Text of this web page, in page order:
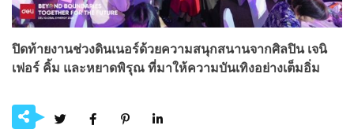
ปิดท้ายงานช่วงดินเนอร์ด้วยความสนุกสนานจากศิลปิน เจนิ
เฟอร์ คิ้ม และหยาดพิรุณ ที่มาให้ความบันเทิงอย่างเต็มอิ่ม